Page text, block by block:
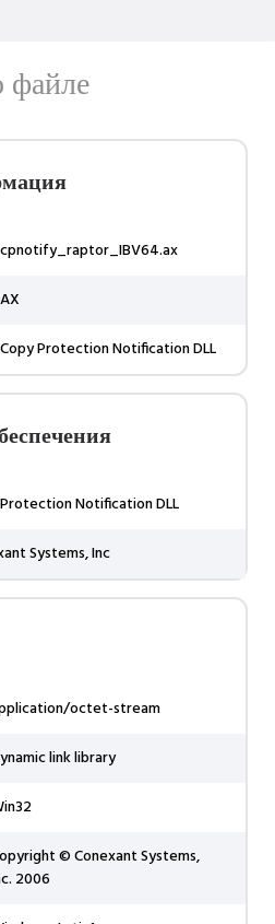
cpnotify_raptor_IBV64.ax
AX
Copy Protection Notification DLL
Notification DLL
Systems, Inc
octet-stream
link library
© Conexant Systems,
2006